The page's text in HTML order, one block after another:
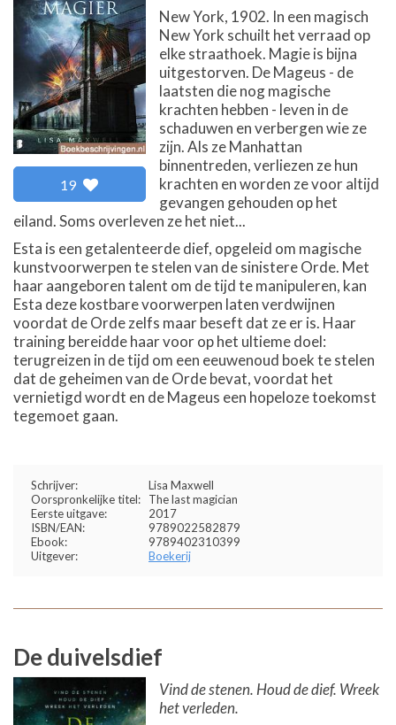
19
New York, 1902. In een magisch
New York schuilt het verraad op
elke straathoek. Magie is bijna
uitgestorven. De Mageus - de
laatsten die nog magische
krachten hebben - leven in de
schaduwen en verbergen wie ze
zijn. Als ze Manhattan
binnentreden, verliezen ze hun
krachten en worden ze voor altijd
gevangen gehouden op het
eiland. Soms overleven ze het niet...
Esta is een getalenteerde dief, opgeleid om magische
kunstvoorwerpen te stelen van de sinistere Orde. Met
haar aangeboren talent om de tijd te manipuleren, kan
Esta deze kostbare voorwerpen laten verdwijnen
voordat de Orde zelfs maar beseft dat ze er is. Haar
training bereidde haar voor op het ultieme doel:
terugreizen in de tijd om een eeuwenoud boek te stelen
dat de geheimen van de Orde bevat, voordat het
vernietigd wordt en de Mageus een hopeloze toekomst
tegemoet gaan.
Schrijver:
Lisa Maxwell
Oorspronkelijke titel:
The last magician
Eerste uitgave:
2017
ISBN/EAN:
9789022582879
Ebook:
9789402310399
Uitgever:
Boekerij
De duivelsdief
Vind de stenen. Houd de dief. Wreek
het verleden.